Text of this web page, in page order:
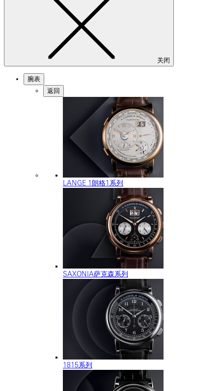
关闭
腕表
返回
LANGE 1朗格1系列
SAXONIA萨克森系列
1815系列